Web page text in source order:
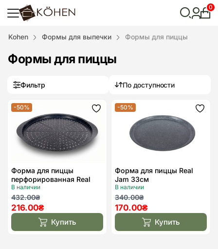
пошук
0
Kohen Формы для выпечки Формы для пиццы
Формы для пиццы
Фильтр По доступности
-50% Додати
списку
бажань
Форма для пиццы
перфорированная Real
Jam 33 см
В наличии
432.00₴
Первоначальная
цена
составляла
432.00₴.
216.00₴
Текущая
цена:
216.00₴. Купить
-50%
Форма для пиццы Real
Jam 33см
В наличии
340.00₴
Первоначальная
цена
составляла
340.00₴.
170.00₴
Текущая
цена:
170.00₴. Купить